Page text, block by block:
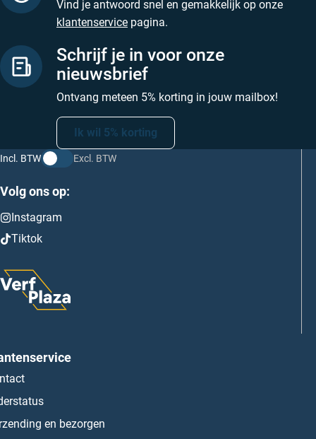
Vind je antwoord snel en gemakkelijk op onze
klantenservice pagina.
Schrijf je in voor onze
nieuwsbrief
Ontvang meteen 5% korting in jouw mailbox!
Ik wil 5% korting
Incl. BTW Excl. BTW
Volg ons op:
Instagram
Tiktok
en bezorgen